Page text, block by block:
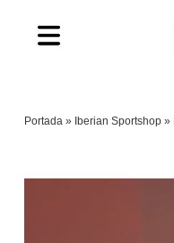
Toggle
Portada » Iberian Sportshop »